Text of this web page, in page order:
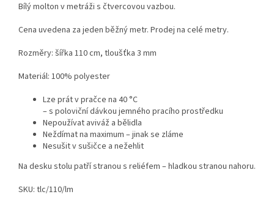
Bílý molton v metráži s čtvercovou vazbou.
Cena uvedena za jeden běžný metr. Prodej na celé metry.
Rozměry: šířka 110 cm, tloušťka 3 mm
Materiál: 100% polyester
Lze prát v pračce na 40 °C
– s poloviční dávkou jemného pracího prostředku
Nepoužívat aviváž a bělidla
Neždímat na maximum – jinak se zláme
Nesušit v sušičce a nežehlit
Na desku stolu patří stranou s reliéfem – hladkou stranou nahoru.
SKU: tlc/110/lm